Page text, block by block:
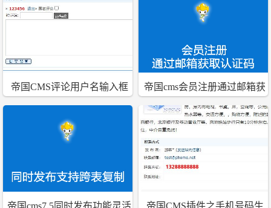
帝国CMS评论用户名输入框
完善小插件
帝国cms会员注册通过邮箱获
取认证码验证注册插件
帝国cms7.5同时发布功能灵活
帝国CMS插件之手机号码生